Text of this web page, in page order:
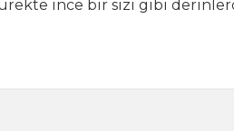
ince bir sızı gibi